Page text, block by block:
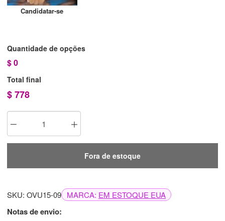
Candidatar-se
Quantidade de opções
$0
Total final
$778
Fora de estoque
SKU: OVU15-09 MARCA: EM ESTOQUE EUA
Notas de envio: